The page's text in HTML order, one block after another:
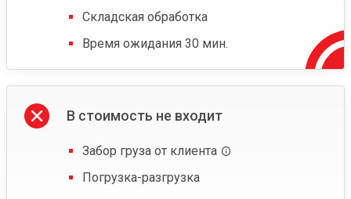
Складская обработка
Время ожидания 30 мин.
В стоимость не входит
Забор груза от клиента
Погрузка-разгрузка